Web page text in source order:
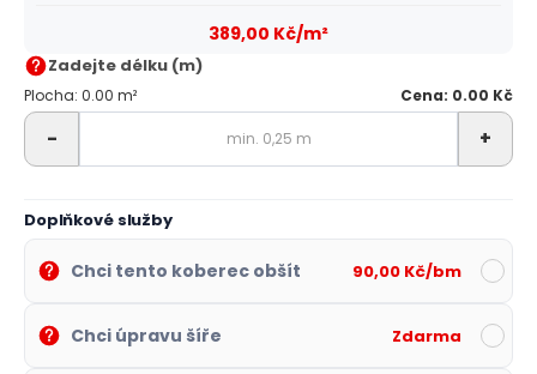
Zadejte délku (m)
Plocha: 0.00 m² Cena: 0.00 Kč
- +
389,00 Kč/m²
Doplňkové služby
Chci tento koberec obšít 90,00 Kč/bm
Chci úpravu šíře Zdarma